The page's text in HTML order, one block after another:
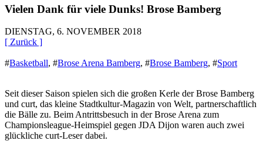
Vielen Dank für viele Dunks! Brose Bamberg
DIENSTAG, 6. NOVEMBER 2018
[ Zurück ]
#Basketball, #Brose Arena Bamberg, #Brose Bamberg, #Sport
Seit dieser Saison spielen sich die großen Kerle der Brose Bamberg
und curt, das kleine Stadtkultur-Magazin von Welt, partnerschaftlich
die Bälle zu. Beim Antrittsbesuch in der Brose Arena zum
Championsleague-Heimspiel gegen JDA Dijon waren auch zwei
glückliche curt-Leser dabei.